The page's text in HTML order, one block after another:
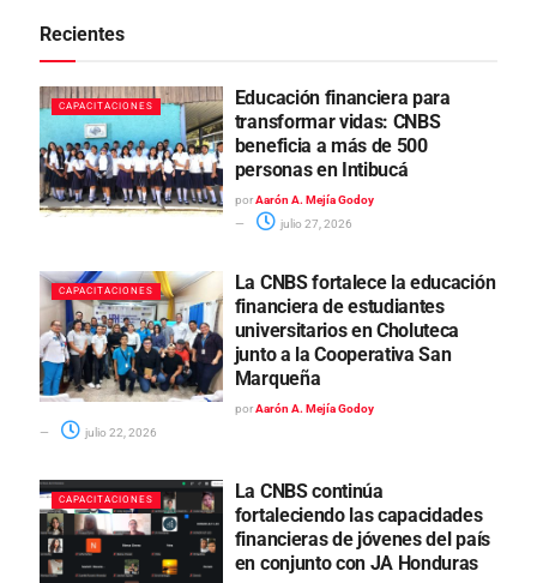
Recientes
CAPACITACIONES
Educación financiera para
transformar vidas: CNBS
beneficia a más de 500
personas en Intibucá
por Aarón A. Mejía Godoy
julio 27, 2026
CAPACITACIONES
La CNBS fortalece la educación
financiera de estudiantes
universitarios en Choluteca
junto a la Cooperativa San
Marqueña
por Aarón A. Mejía Godoy
julio 22, 2026
CAPACITACIONES
La CNBS continúa
fortaleciendo las capacidades
financieras de jóvenes del país
en conjunto con JA Honduras